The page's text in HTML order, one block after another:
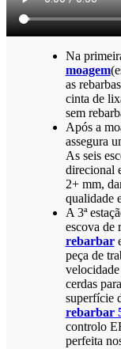
Na
moagem
as
cinta de
sem
Após a
assegura
As seis
direcional
2+ mm,
qualidade
A 3ª
escova de
rebarbar
peça de
cerdas
superfície
rebarbar
controlo
perfeita